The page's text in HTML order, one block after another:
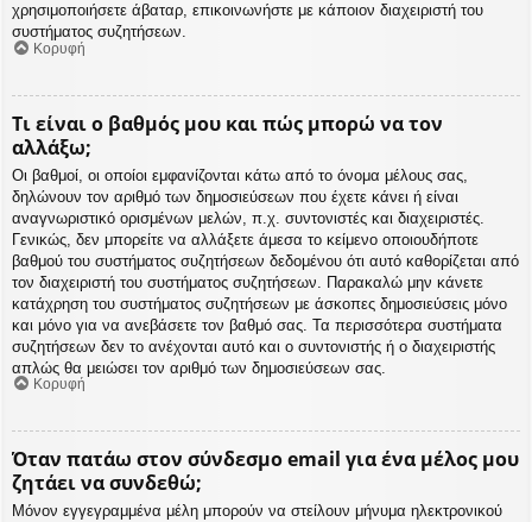
χρησιμοποιήσετε άβαταρ, επικοινωνήστε με κάποιον διαχειριστή του
συστήματος συζητήσεων.
Κορυφή
Τι είναι ο βαθμός μου και πώς μπορώ να τον
αλλάξω;
Οι βαθμοί, οι οποίοι εμφανίζονται κάτω από το όνομα μέλους σας,
δηλώνουν τον αριθμό των δημοσιεύσεων που έχετε κάνει ή είναι
αναγνωριστικό ορισμένων μελών, π.χ. συντονιστές και διαχειριστές.
Γενικώς, δεν μπορείτε να αλλάξετε άμεσα το κείμενο οποιουδήποτε
βαθμού του συστήματος συζητήσεων δεδομένου ότι αυτό καθορίζεται από
τον διαχειριστή του συστήματος συζητήσεων. Παρακαλώ μην κάνετε
κατάχρηση του συστήματος συζητήσεων με άσκοπες δημοσιεύσεις μόνο
και μόνο για να ανεβάσετε τον βαθμό σας. Τα περισσότερα συστήματα
συζητήσεων δεν το ανέχονται αυτό και ο συντονιστής ή ο διαχειριστής
απλώς θα μειώσει τον αριθμό των δημοσιεύσεων σας.
Κορυφή
Όταν πατάω στον σύνδεσμο email για ένα μέλος μου
ζητάει να συνδεθώ;
Μόνον εγγεγραμμένα μέλη μπορούν να στείλουν μήνυμα ηλεκτρονικού